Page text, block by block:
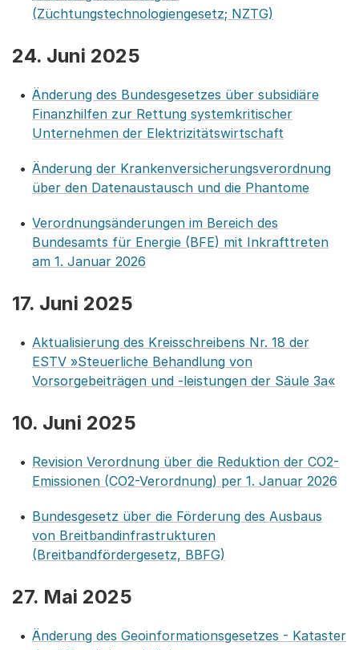
(Züchtungstechnologiengesetz; NZTG)
24. Juni 2025
Änderung des Bundesgesetzes über subsidiäre
Finanzhilfen zur Rettung systemkritischer
Unternehmen der Elektrizitätswirtschaft
Änderung der Krankenversicherungsverordnung
über den Datenaustausch und die Phantome
Verordnungsänderungen im Bereich des
Bundesamts für Energie (BFE) mit Inkrafttreten
am 1. Januar 2026
17. Juni 2025
Aktualisierung des Kreisschreibens Nr. 18 der
ESTV »Steuerliche Behandlung von
Vorsorgebeiträgen und -leistungen der Säule 3a«
10. Juni 2025
Revision Verordnung über die Reduktion der CO2-
Emissionen (CO2-Verordnung) per 1. Januar 2026
Bundesgesetz über die Förderung des Ausbaus
von Breitbandinfrastrukturen
(Breitbandfördergesetz, BBFG)
27. Mai 2025
Änderung des Geoinformationsgesetzes - Kataster